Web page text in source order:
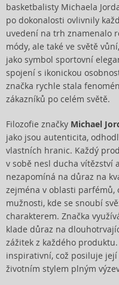
basketbalisty Michaela
po dokonalosti ovlivnily
uvedení na trh znamenalo
módy, ale také ve světě
jako symbol sportovní
spojení s ikonickou
značka rychle stala
zákazníků po celém světě.
Filozofie značky Michael
jako jsou autenticita,
vlastních hranic. Každý
v sobě nesl ducha vítězství
nezapomíná na důraz na
zejména v oblasti
mužnosti, kde se snoubí
charakterem. Značka
klade důraz na
zážitek z každého
inspirativní, což posiluje
životním stylem plným